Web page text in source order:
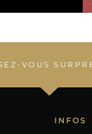
VOUS
INFOS